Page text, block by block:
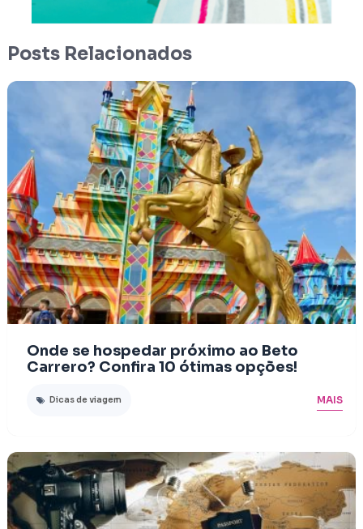
Posts Relacionados
Onde se hospedar próximo ao Beto
Carrero? Confira 10 ótimas opções!
Dicas de viagem MAIS